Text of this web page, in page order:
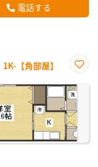
電話する
【角部屋】
に入
り登
録